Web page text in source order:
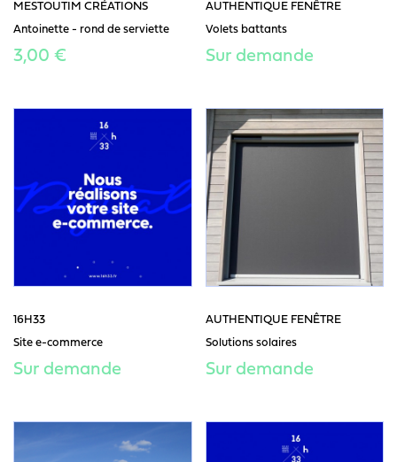
MESTOUTIM CRÉATIONS
Antoinette - rond de serviette
3,00 €
AUTHENTIQUE FENÊTRE
Volets battants
Sur demande
16H33
Site e-commerce
Sur demande
AUTHENTIQUE FENÊTRE
Solutions solaires
Sur demande